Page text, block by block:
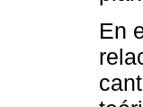
En